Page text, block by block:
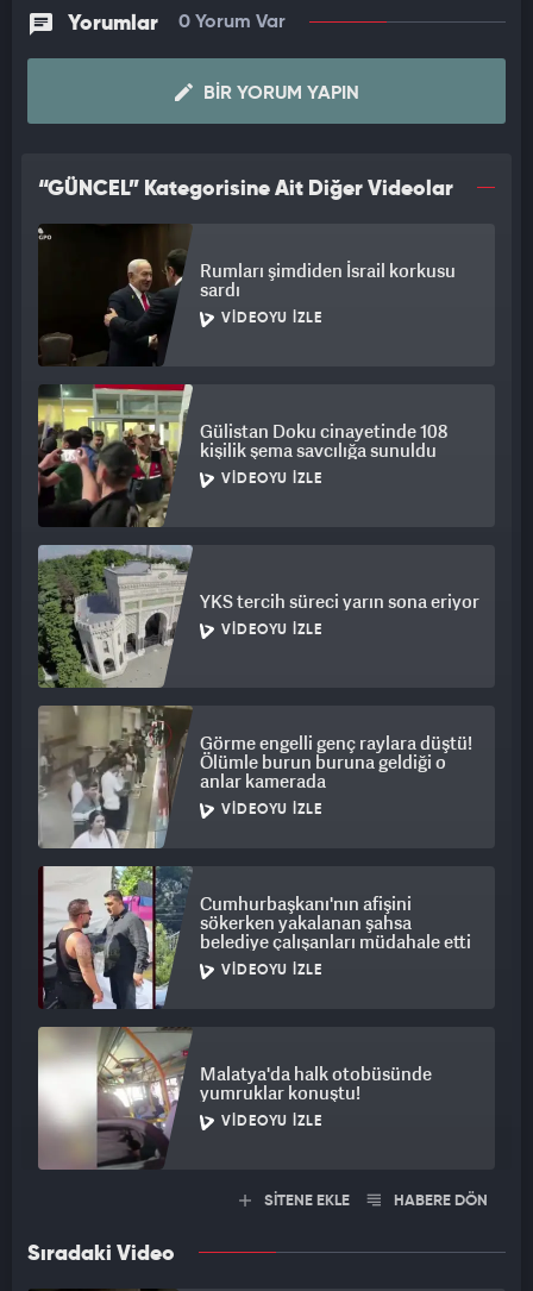
Yorumlar 0 Yorum Var
BIR YORUM YAPIN
“GÜNCEL” Kategorisine Ait Diğer Videolar
Rumları şimdiden İsrail korkusu
sardı
VIDEOYU İZLE
Gülistan Doku cinayetinde 108
kişilik şema savcılığa sunuldu
VIDEOYU İZLE
YKS tercih süreci yarın sona eriyor
VIDEOYU İZLE
Görme engelli genç raylara düştü!
Ölümle burun buruna geldiği o
anlar kamerada
VIDEOYU İZLE
Cumhurbaşkanı'nın afişini
sökerken yakalanan şahsa
belediye çalışanları müdahale etti
VIDEOYU İZLE
Malatya'da halk otobüsünde
yumruklar konuştu!
VIDEOYU İZLE
SİTENE EKLE HABERE DÖN
Sıradaki Video